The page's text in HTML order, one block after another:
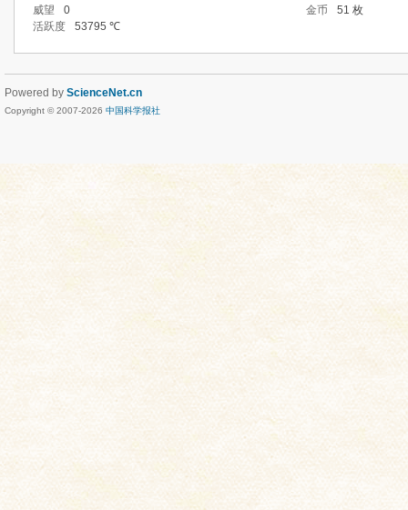
威望
0 金币
51 枚
活跃度
53795 ℃
Powered by ScienceNet.cn
Copyright © 2007-2026 中国科学报社